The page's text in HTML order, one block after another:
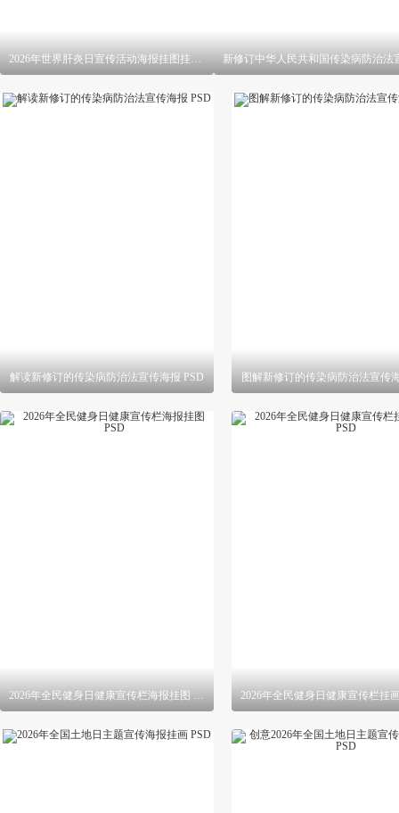
2026年世界肝炎日宣传活动海报挂图挂画 PSD
解读新修订的传染病防治法宣传海报 PSD 图解新修订的传染病防治法宣传
2026年全民健身日健康宣传栏海报挂图 PSD